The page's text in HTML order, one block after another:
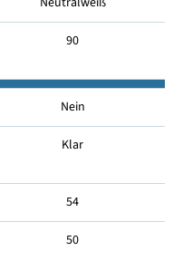
90
Nein
Klar
54
50